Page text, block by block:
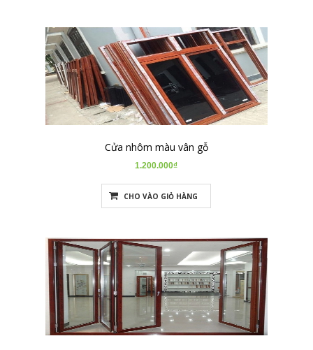
Cửa nhôm màu vân gỗ
1.200.000₫
CHO VÀO GIỎ HÀNG